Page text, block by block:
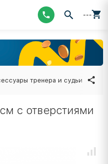
---
тренера и судьи
с отверстиями